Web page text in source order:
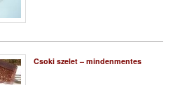
Csoki szelet – mindenmentes